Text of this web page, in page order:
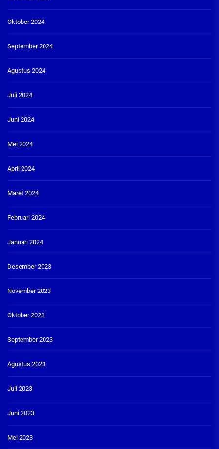
Oktober 2024
September 2024
Agustus 2024
Juli 2024
Juni 2024
Mei 2024
April 2024
Maret 2024
Februari 2024
Januari 2024
Desember 2023
November 2023
Oktober 2023
September 2023
Agustus 2023
Juli 2023
Juni 2023
Mei 2023